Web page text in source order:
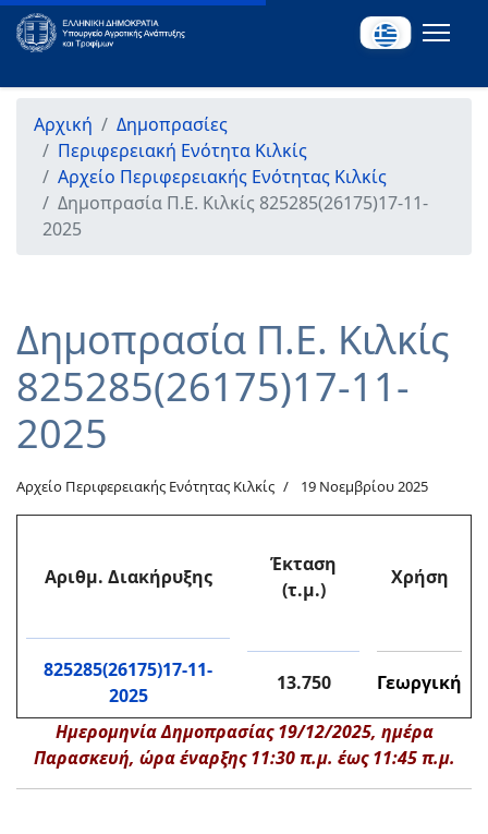
Αρχική
Δημοπρασίες
Περιφερειακή Ενότητα Κιλκίς
Αρχείο Περιφερειακής Ενότητας Κιλκίς
Δημοπρασία Π.Ε. Κιλκίς 825285(26175)17-11-
2025
Δημοπρασία Π.Ε. Κιλκίς
825285(26175)17-11-
2025
Αρχείο Περιφερειακής Ενότητας Κιλκίς 19 Νοεμβρίου 2025
Αριθμ. Διακήρυξης
Έκταση
(τ.μ.)
Χρήση
825285(26175)17-11-
2025
13.750 Γεωργική
Ημερομηνία Δημοπρασίας 19/12/2025, ημέρα
Παρασκευή, ώρα έναρξης 11:30 π.μ. έως 11:45 π.μ.